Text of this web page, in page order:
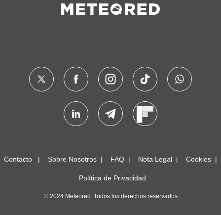
Contacto Sobre Nosotros FAQ Nota Legal Cookies
Política de Privacidad
© 2024 Meteored. Todos los derechos reservados